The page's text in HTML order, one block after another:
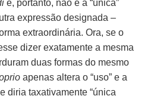
e, portanto, não é a “única”
expressão designada –
extraordinária. Ora, se o
dizer exatamente a mesma
duas formas do mesmo
apenas altera o “uso” e a
diria taxativamente “única